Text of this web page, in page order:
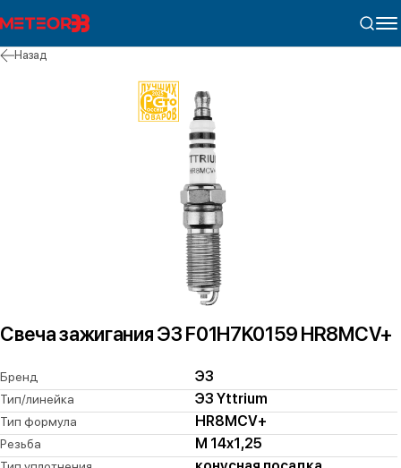
Назад
Свеча зажигания ЭЗ F01H7K0159 HR8MCV+
Бренд ЭЗ
Тип/линейка ЭЗ Yttrium
Тип формула HR8MCV+
Резьба M 14x1,25